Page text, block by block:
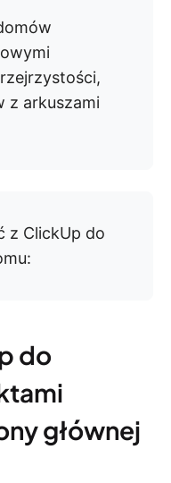
z arkuszami
z ClickUp do
do
głównej